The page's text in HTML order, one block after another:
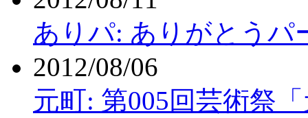
ありパ: ありがとうパ
2012/08/06
元町: 第005回芸術祭